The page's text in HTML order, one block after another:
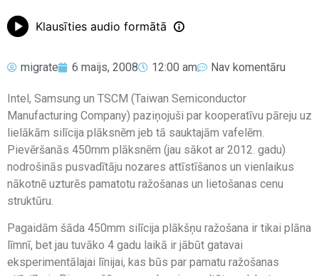
Klausīties audio formātā
migrate 6 maijs, 2008 12:00 am Nav komentāru
Intel, Samsung un TSCM (Taiwan Semiconductor
Manufacturing Company) paziņojuši par kooperatīvu pāreju uz
lielākām silīcija plāksnēm jeb tā sauktajām vafelēm.
Pievēršanās 450mm plāksnēm (jau sākot ar 2012. gadu)
nodrošinās pusvadītāju nozares attīstīšanos un vienlaikus
nākotnē uzturēs pamatotu ražošanas un lietošanas cenu
struktūru.
Pagaidām šāda 450mm silīcija plākšņu ražošana ir tikai plāna
līmnī, bet jau tuvāko 4 gadu laikā ir jābūt gatavai
eksperimentālajai līnijai, kas būs par pamatu ražošanas